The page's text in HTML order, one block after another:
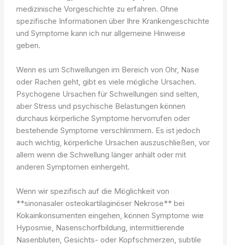
medizinische Vorgeschichte zu erfahren. Ohne
spezifische Informationen über Ihre Krankengeschichte
und Symptome kann ich nur allgemeine Hinweise
geben.
Wenn es um Schwellungen im Bereich von Ohr, Nase
oder Rachen geht, gibt es viele mögliche Ursachen.
Psychogene Ursachen für Schwellungen sind selten,
aber Stress und psychische Belastungen können
durchaus körperliche Symptome hervorrufen oder
bestehende Symptome verschlimmern. Es ist jedoch
auch wichtig, körperliche Ursachen auszuschließen, vor
allem wenn die Schwellung länger anhält oder mit
anderen Symptomen einhergeht.
Wenn wir spezifisch auf die Möglichkeit von
**sinonasaler osteokartilaginöser Nekrose** bei
Kokainkonsumenten eingehen, können Symptome wie
Hyposmie, Nasenschorfbildung, intermittierende
Nasenbluten, Gesichts- oder Kopfschmerzen, subtile